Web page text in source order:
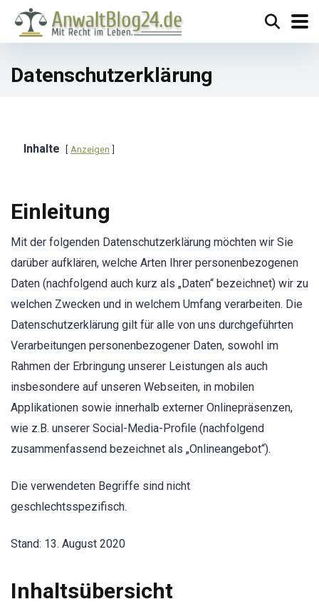
Datenschutzerklärung
Inhalte Anzeigen
Einleitung
Mit der folgenden Datenschutzerklärung möchten wir Sie
darüber aufklären, welche Arten Ihrer personenbezogenen
Daten (nachfolgend auch kurz als „Daten“ bezeichnet) wir zu
welchen Zwecken und in welchem Umfang verarbeiten. Die
Datenschutzerklärung gilt für alle von uns durchgeführten
Verarbeitungen personenbezogener Daten, sowohl im
Rahmen der Erbringung unserer Leistungen als auch
insbesondere auf unseren Webseiten, in mobilen
Applikationen sowie innerhalb externer Onlinepräsenzen,
wie z.B. unserer Social-Media-Profile (nachfolgend
zusammenfassend bezeichnet als „Onlineangebot“).
Die verwendeten Begriffe sind nicht
geschlechtsspezifisch.
Stand: 13. August 2020
Inhaltsübersicht